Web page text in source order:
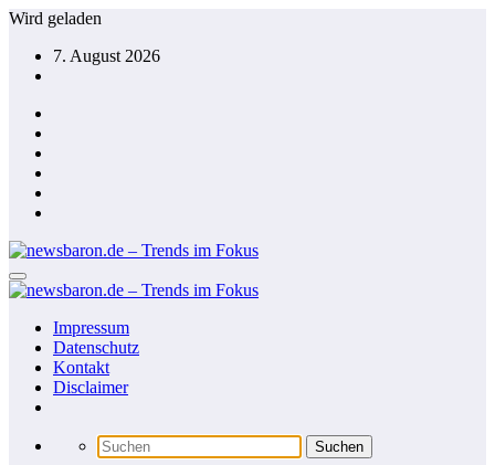
Zum
springen
Wird geladen
7. August 2026
Impressum
Datenschutz
Kontakt
Disclaimer